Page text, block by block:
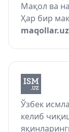
Мақол ва
Ҳар бир
maqollar.uz
Ўзбек
келиб